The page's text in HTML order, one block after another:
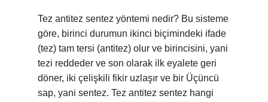
Tez antitez sentez yöntemi nedir? Bu sisteme
göre, birinci durumun ikinci biçimindeki ifade
(tez) tam tersi (antitez) olur ve birincisini, yani
tezi reddeder ve son olarak ilk eyalete geri
döner, iki çelişkili fikir uzlaşır ve bir Üçüncü
sap, yani sentez. Tez antitez sentez hangi